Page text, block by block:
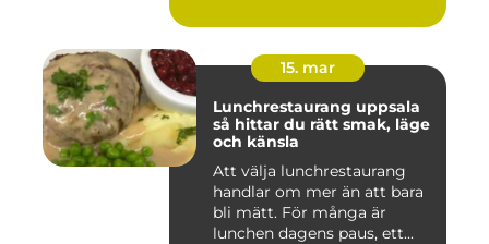
15. mar
Lunchrestaurang uppsala
så hittar du rätt smak, läge
och känsla
Att välja lunchrestaurang
handlar om mer än att bara
bli mätt. För många är
lunchen dagens paus, ett...